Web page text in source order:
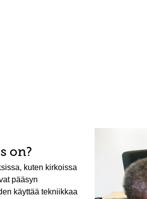
on?
kuten kirkoissa
pääsyn
käyttää tekniikkaa